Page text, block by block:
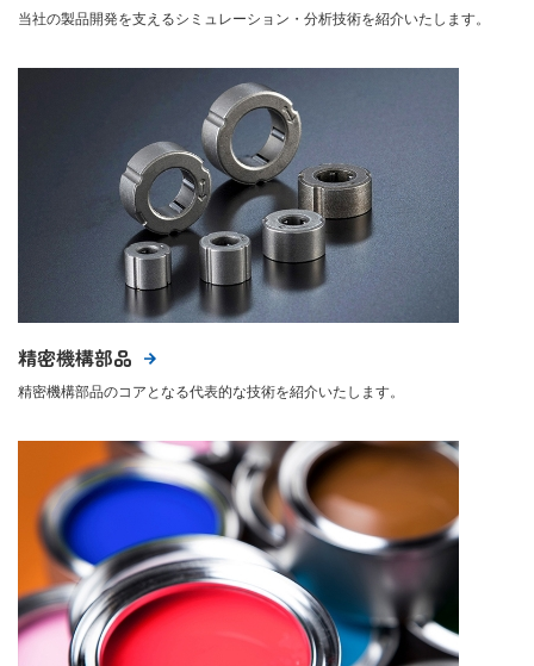
当社の製品開発を支えるシミュレーション・分析技術を紹介いたします。
精密機構部品
精密機構部品のコアとなる代表的な技術を紹介いたします。